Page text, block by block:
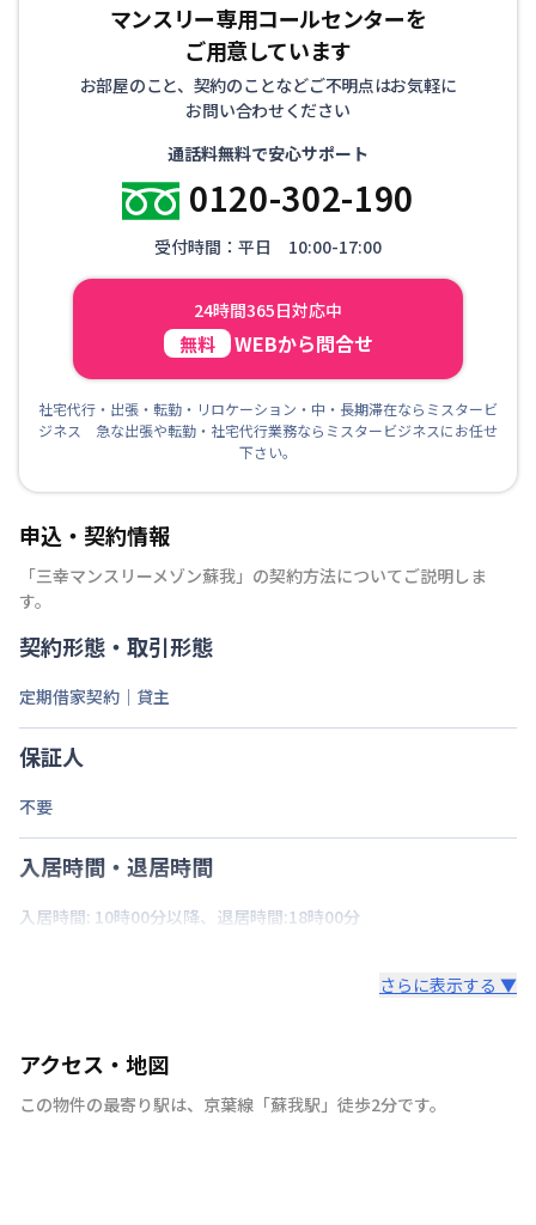
マンスリー専用コールセンターを
ご用意しています
お部屋のこと、契約のことなどご不明点はお気軽に
お問い合わせください
通話料無料で安心サポート
0120-302-190
受付時間：平日 10:00-17:00
24時間365日対応中
無料 WEBから問合せ
社宅代行・出張・転勤・リロケーション・中・長期滞在ならミスタービ
ジネス 急な出張や転勤・社宅代行業務ならミスタービジネスにお任せ
下さい。
申込・契約情報
「三幸マンスリーメゾン蘇我 」の契約方法についてご説明しま
す。
契約形態・取引形態
定期借家契約｜貸主
保証人
不要
入居時間・退居時間
入居時間: 10時00分以降、退居時間:18時00分
さらに表示する ▼
アクセス・地図
この物件の最寄り駅は、 京葉線 「蘇我駅 」 徒歩2分です。